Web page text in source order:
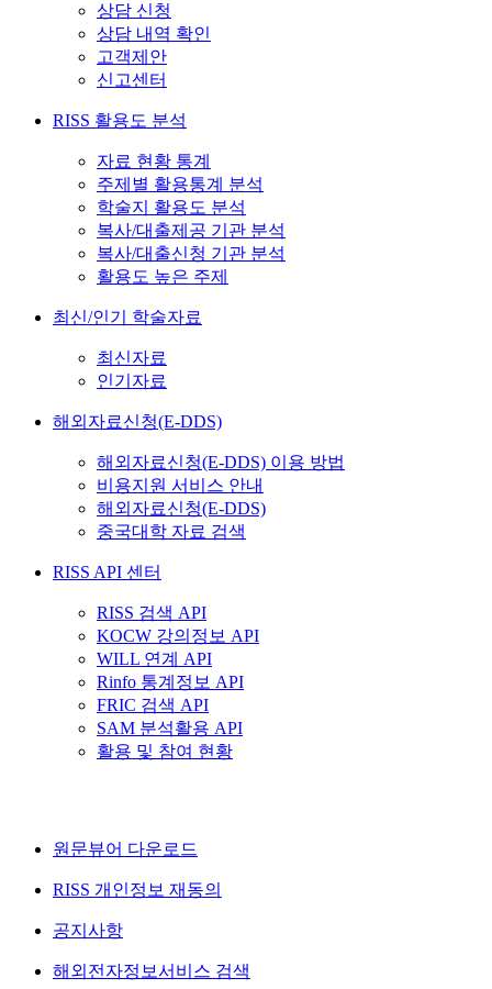
상담 신청
상담 내역 확인
고객제안
신고센터
RISS 활용도 분석
자료 현황 통계
주제별 활용통계 분석
학술지 활용도 분석
복사/대출제공 기관 분석
복사/대출신청 기관 분석
활용도 높은 주제
최신/인기 학술자료
최신자료
인기자료
해외자료신청(E-DDS)
해외자료신청(E-DDS) 이용 방법
비용지원 서비스 안내
해외자료신청(E-DDS)
중국대학 자료 검색
RISS API 센터
RISS 검색 API
KOCW 강의정보 API
WILL 연계 API
Rinfo 통계정보 API
FRIC 검색 API
SAM 분석활용 API
활용 및 참여 현황
원문뷰어 다운로드
RISS 개인정보 재동의
공지사항
해외전자정보서비스 검색